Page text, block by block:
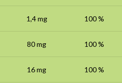
1,4 mg 100 %
80 mg 100 %
16 mg 100 %